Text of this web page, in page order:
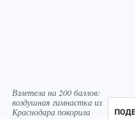
Взлетела на 200 баллов:
воздушная гимнастка из
Краснодара покорила